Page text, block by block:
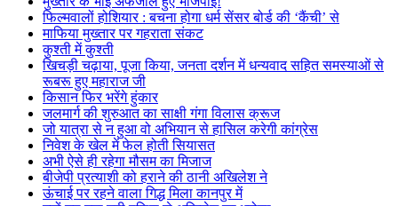
फिल्मवालों होशियार : बचना होगा धर्म सेंसर बोर्ड की ‘कैंची’ से
माफिया मुख्तार पर गहराता संकट
कुश्ती में कुश्ती
खिचड़ी चढ़ाया, पूजा किया, जनता दर्शन में धन्यवाद सहित समस्याओं से
रूबरू हुए महाराज जी
किसान फिर भरेंगे हुंकार
जलमार्ग की शुरुआत का साक्षी गंगा विलास क्रूज
जो यात्रा से न हुआ वो अभियान से हासिल करेगी कांग्रेस
निवेश के खेल में फेल होती सियासत
अभी ऐसे ही रहेगा मौसम का मिजाज
बीजेपी प्रत्याशी को हराने की ठानी अखिलेश ने
ऊंचाई पर रहने वाला गिद्ध मिला कानपुर में